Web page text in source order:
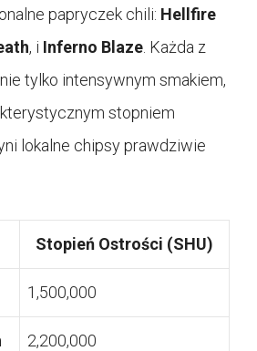
papryczek chili: Hellfire
, i Inferno Blaze . Każda z
tylko intensywnym smakiem,
stopniem
lokalne chipsy prawdziwie
Stopień Ostrości (SHU)
1,500,000
2,200,000